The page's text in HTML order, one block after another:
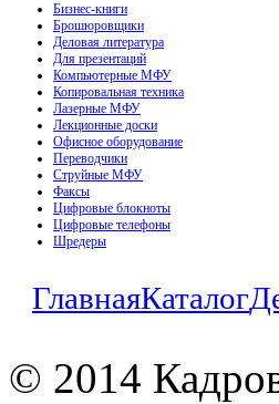
Бизнес-книги
Брошюровщики
Деловая литература
Для презентаций
Компьютерные МФУ
Копировальная техника
Лазерные МФУ
Лекционные доски
Офисное оборудование
Переводчики
Струйные МФУ
Факсы
Цифровые блокноты
Цифровые телефоны
Шредеры
ГлавнаяКаталог
© 2014